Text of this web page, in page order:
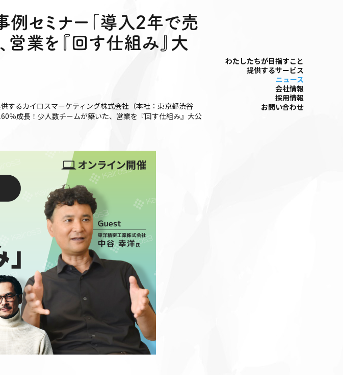
例セミナー「導入2年で売
営業を『回す仕組み』大
供するカイロスマーケティング株式会社（本社：東京都渋谷
％成長！少人数チームが築いた、営業を『回す仕組み』大公
わたしたちが⽬指すこと
提供するサービス
ニュース
会社情報
採⽤情報
お問い合わせ